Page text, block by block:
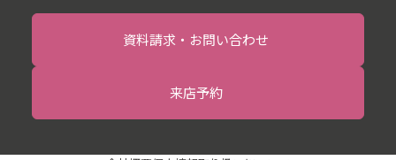
去、第三者への提供の停止）に関して、当
社問合わせ窓口に申し出ることができま
す。その際、当社はお客様ご本人を確認さ
対応いたします。開示等の申し出の詳細に
つきましては、当社ホームページ掲載の
資料請求・お問い合わせ
来店予約